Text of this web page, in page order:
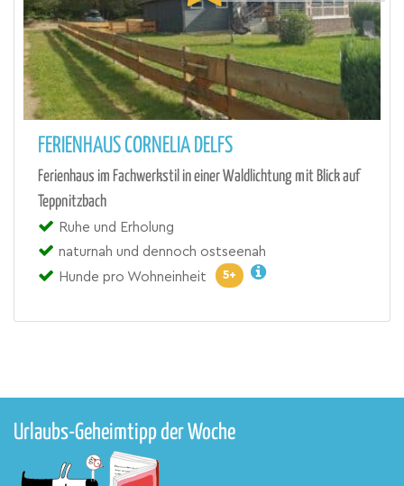
FERIENHAUS CORNELIA DELFS
Ferienhaus im Fachwerkstil in einer Waldlichtung mit Blick auf
Teppnitzbach
Ruhe und Erholung
naturnah und dennoch ostseenah
Hunde pro Wohneinheit
5+
Urlaubs-Geheimtipp der Woche